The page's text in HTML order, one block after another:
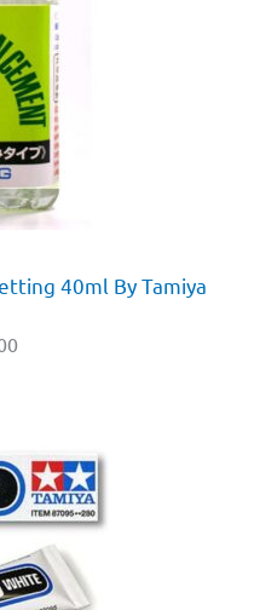
40ml By Tamiya